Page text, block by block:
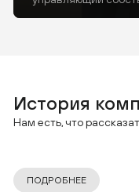
История
Нам есть, что
ПОДРОБНЕЕ